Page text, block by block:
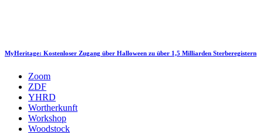
MyHeritage: Kostenloser Zugang über Halloween zu über 1,5 Milliarden Sterberegistern
Zoom
ZDF
YHRD
Wortherkunft
Workshop
Woodstock